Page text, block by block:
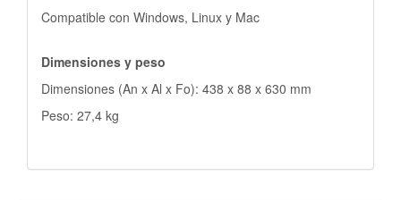
Compatible con Windows, Linux y Mac
Dimensiones y peso
Dimensiones (An x Al x Fo): 438 x 88 x 630 mm
Peso: 27,4 kg